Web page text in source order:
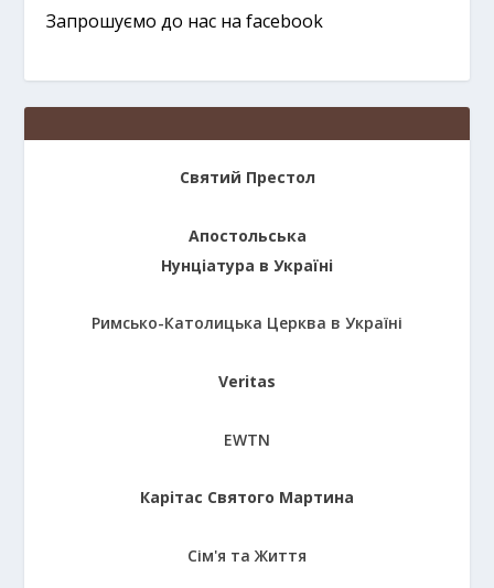
Запрошуємо до нас на facebook
Святий Престол
Апостольська
Нунціатура в Україні
Римсько-Католицька Церква в Україні
Veritas
EWTN
Карітас Святого Мартина
Сім'я та Життя